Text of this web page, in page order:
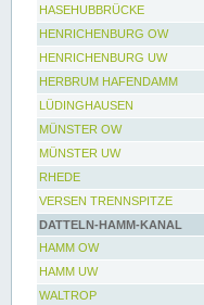
HASEHUBBRÜCKE
HENRICHENBURG OW
HENRICHENBURG UW
HERBRUM HAFENDAMM
LÜDINGHAUSEN
MÜNSTER OW
MÜNSTER UW
RHEDE
VERSEN TRENNSPITZE
DATTELN-HAMM-KANAL
HAMM OW
HAMM UW
WALTROP